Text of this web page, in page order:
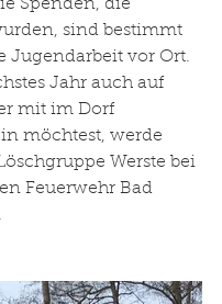
Spenden, die
sind bestimmt
Jugendarbeit vor Ort.
Jahr auch auf
mit im Dorf
möchtest, werde
Werste bei
Feuerwehr Bad